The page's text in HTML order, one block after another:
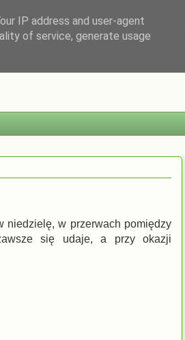
niedzielę, w przerwach pomiędzy
się udaje, a przy okazji
IP address and user-agent
of service, generate usage